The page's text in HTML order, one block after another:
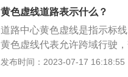
因临时停车造成堵塞的位置
是，这种标线虽然不可停车
掉头。
离带，把马路隔成两个方向
道是指根据早晚交通流量不
车道灯的指示方向变化，控
全带通过有灯控路口时，不
到20%遇到前方机动车排队
候车辆驾驶时拨打、接听电
减速、停车、避让行人在高
机动车未让直行的车辆、行
黄色虚线道路表示什么？
道路中心黄色虚线是指示标
黄色虚线代表允许跨域行驶
超车或转弯。黄线和白线有
发布时间：2023-07-17 16:18:55